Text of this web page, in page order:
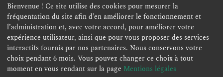
ESPACE PERSONNEL OFFRES D'EMPLOI SIGNALEMENT
TÉLÉSERVICES PLAN DU SITE
ACCESSIBILITÉ POLITIQUE DE CONFIDENTIALITÉ
MENTIONS LÉGALES CONTACT
Bienvenue ! Ce site utilise des cookies pour mesurer la
fréquentation du site afin d’en améliorer le fonctionnement et
l’administration et, avec votre accord, pour améliorer votre
expérience utilisateur, ainsi que pour vous proposer des services
interactifs fournis par nos partenaires. Nous conservons votre
choix pendant 6 mois. Vous pouvez changer ce choix à tout
moment en vous rendant sur la page Mentions légales